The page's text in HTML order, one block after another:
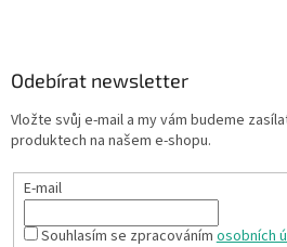
Odebírat newsletter
Vložte svůj e-mail a my vám budeme
produktech na našem e-shopu.
E-mail
Souhlasím se zpracováním osobních